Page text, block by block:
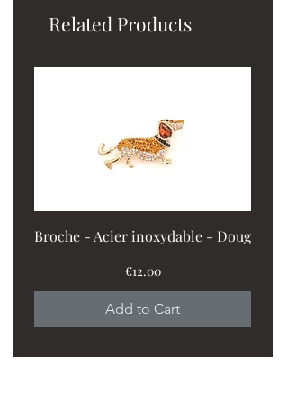
Related Products
Broche - Acier inoxydable - Doug
Price
€12.00
Add to Cart